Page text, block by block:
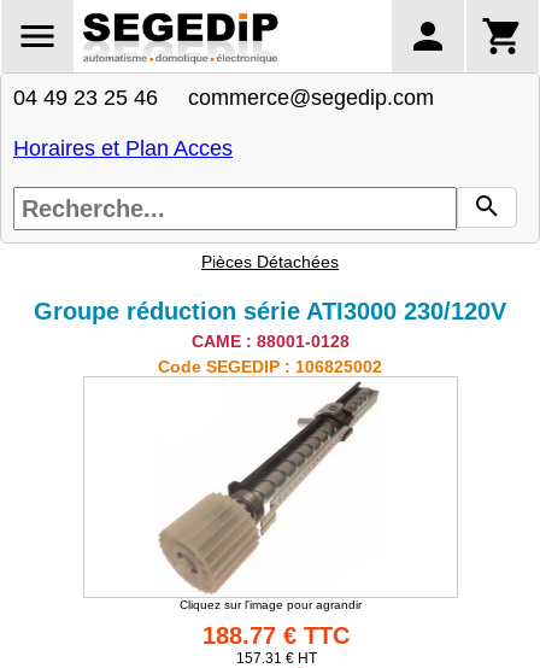
04 49 23 25 46 commerce@segedip.com
Horaires et Plan Acces
Pièces Détachées
Groupe réduction série ATI3000 230/120V
CAME : 88001-0128
Code SEGEDIP : 106825002
Cliquez sur l'image pour agrandir
188.77 € TTC
157.31 € HT